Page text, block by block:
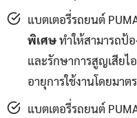
แบตเตอรี่รถยนต์
พิเศษทำให้สามารถป้
และรักษาการสูญเสียไ
อายุการใช้งานโดยมาต
แบตเตอรี่รถยนต์